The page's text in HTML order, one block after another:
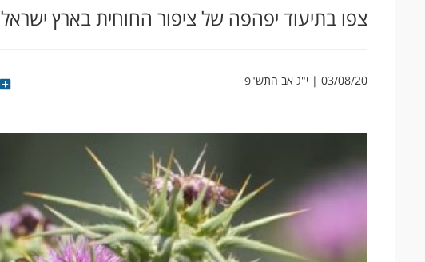
צפו בתיעוד יפהפה של ציפור החוחית בארץ ישראל
03/08/20 | י"ג אב התש"פ